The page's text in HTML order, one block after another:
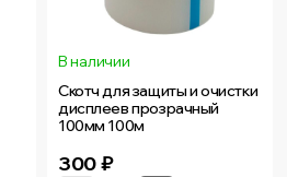
В наличии
Скотч для защиты и очистки
дисплеев прозрачный
100мм 100м
300₽